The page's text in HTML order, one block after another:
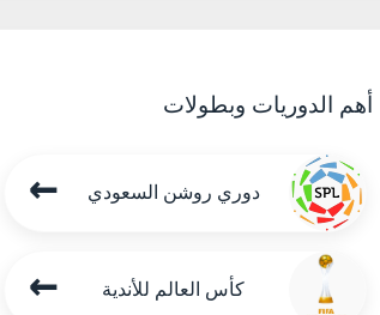
أهم الدوريات وبطولات
دوري روشن السعودي ←
كأس العالم للأندية ←